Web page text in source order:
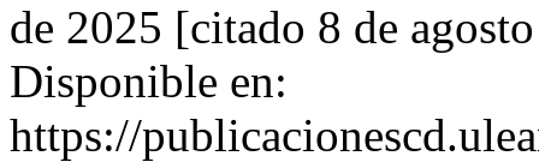
de 2025 [citado 8 de
Disponible en:
https://